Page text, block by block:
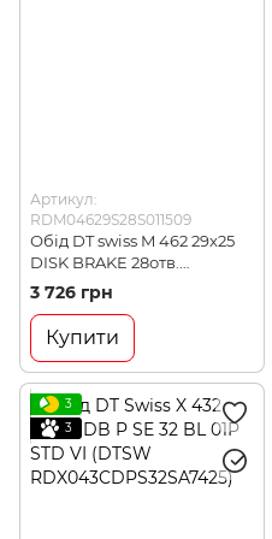
Артикул:
RDM04629S28S011509
Обід DT swiss M 462 29x25
DISK BRAKE 28отв.
(RDM04629S28S011509)
3 726 грн
Купити
3
3